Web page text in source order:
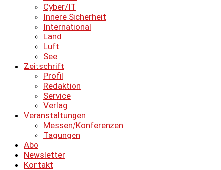
Cyber/IT
Innere Sicherheit
International
Land
Luft
See
Zeitschrift
Profil
Redaktion
Service
Verlag
Veranstaltungen
Messen/Konferenzen
Tagungen
Abo
Newsletter
Kontakt